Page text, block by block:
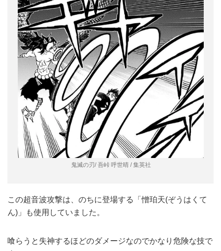
鬼滅の刃/ 吾峠 呼世晴 / 集英社
この超音波攻撃は、のちに登場する「憎珀天(ぞうはくて
ん)」も使用していました。
喰らうと失神するほどのダメージなのでかなり危険な技で